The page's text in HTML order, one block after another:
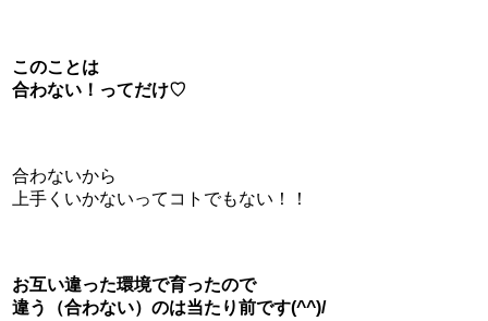
このことは
合わない！ってだけ♡
合わないから
上手くいかないってコトでもない！！
お互い違った環境で育ったので
違う（合わない）のは当たり前です(^^)/